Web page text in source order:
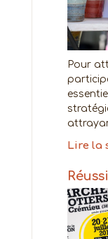
Pour
Lire la